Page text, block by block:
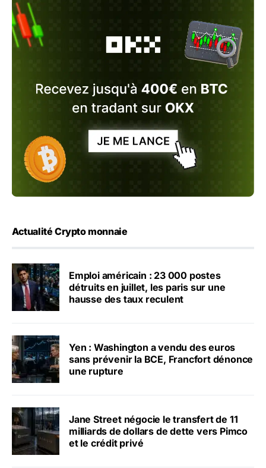
Actualité Crypto monnaie
Emploi américain : 23 000 postes
détruits en juillet, les paris sur une
hausse des taux reculent
Yen : Washington a vendu des euros
sans prévenir la BCE, Francfort dénonce
une rupture
Jane Street négocie le transfert de 11
milliards de dollars de dette vers Pimco
et le crédit privé